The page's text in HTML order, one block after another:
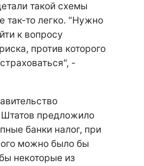
такой схемы
так-то легко. "Нужно
к вопросу
против которого
-
предложило
банки налог, при
можно было бы
некоторые из